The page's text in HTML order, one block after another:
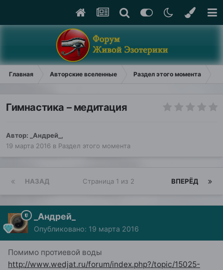
Главная Авторские вселенные Раздел этого момента
Гимнастика – медитация
Автор: _Андрей_ ,
19 марта 2016 в Раздел этого момента
НАЗАД ВПЕРЁД
Страница 1 из 2
_Андрей_
Опубликовано: 19 марта 2016
Помимо протиевой воды
http://www.wedjat.ru/forum/index.php?/topic/15025-